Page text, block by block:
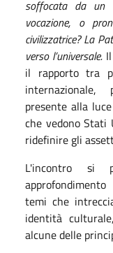
soffocata da un
vocazione, o
civilizzatrice? La
verso l’universale. I
il rapporto tra
presente alla
che vedono Stati
ridefinire gli
L'incontro si
temi che
identità
alcune delle